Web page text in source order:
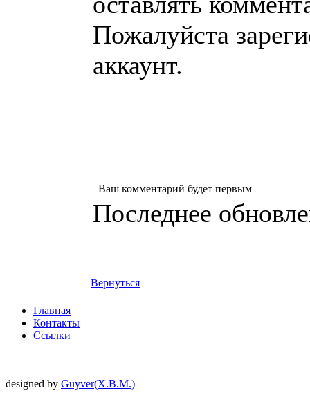
Пожалуйста
аккаунт.
Ваш комментарий будет первым
Последнее
Вернуться
Главная
Контакты
Ссылки
designed by Guyver(X.B.M.)